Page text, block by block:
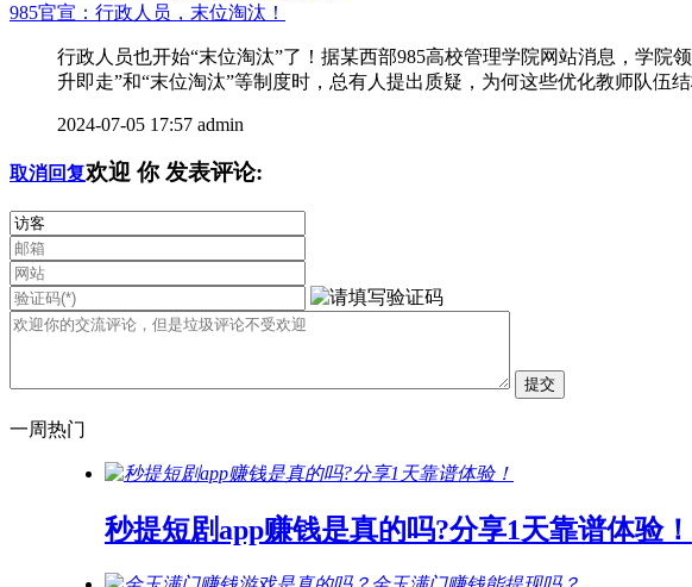
985官宣：行政人员，末位淘汰！
行政人员也开始“末位淘汰”了！据某西部985高校管理学院网站消息，学
升即走”和“末位淘汰”等制度时，总有人提出质疑，为何这些优化教师队伍
2024-07-05 17:57 admin
取消回复欢迎 你发表评论:
一周热门
秒提短剧app赚钱是真的吗?分享1天靠谱体验！